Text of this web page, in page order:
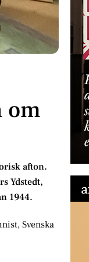
om
afton.
Ydstedt,
1944.
Svenska